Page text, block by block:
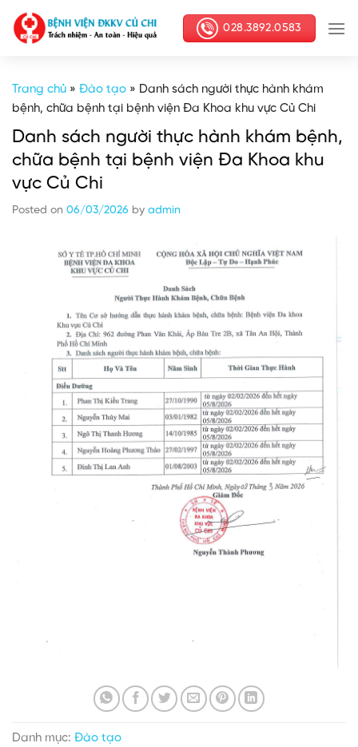
028.3892.0583
Trang chủ » Đào tạo » Danh sách người thực hành khám
bệnh, chữa bệnh tại bệnh viện Đa Khoa khu vực Củ Chi
Danh sách người thực hành khám bệnh,
chữa bệnh tại bệnh viện Đa Khoa khu
vực Củ Chi
Posted on 06/03/2026 by admin
Danh mục: Đào tạo